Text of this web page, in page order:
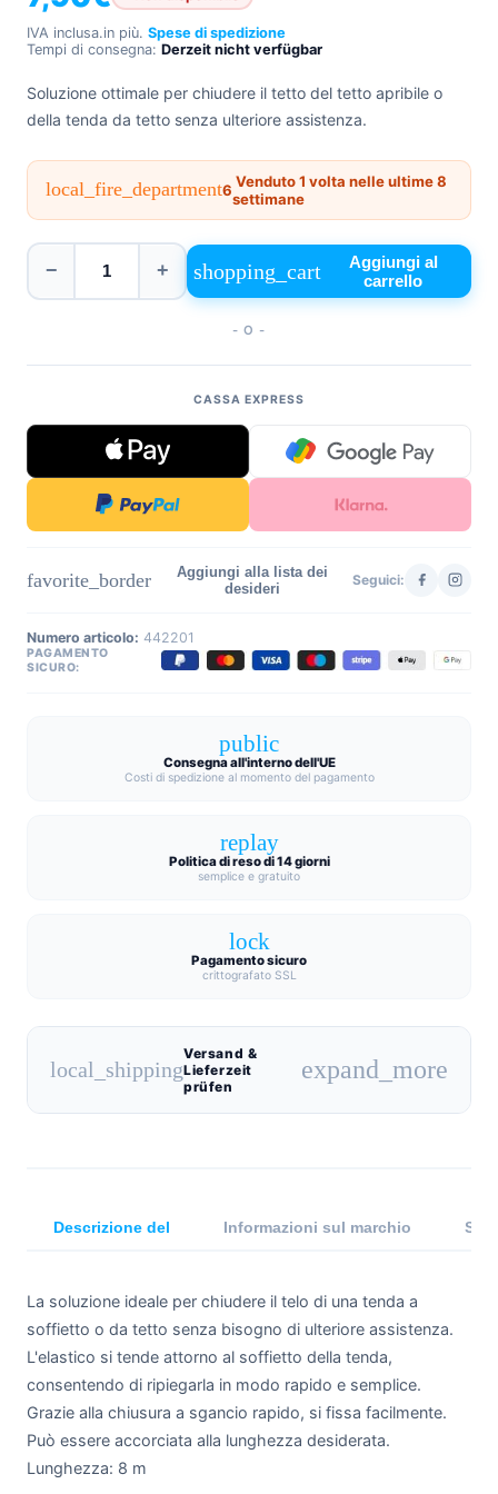
phone
+39
0471
Google
Facebook
IVA inclusa. in più. Spese di spedizione
Tempi di consegna: Derzeit nicht verfügbar
Soluzione ottimale per chiudere il tetto del tetto apribile o
della tenda da tetto senza ulteriore assistenza.
local_fire_department6 Venduto 1 volta nelle ultime 8
settimane
− + shopping_cart
Aggiungi al
carrello
- O -
CASSA EXPRESS
favorite_border
Aggiungi alla lista dei
desideri
Seguici:
Numero articolo: 442201
PAGAMENTO
SICURO:
public
Consegna all'interno dell'UE
Costi di spedizione al momento del pagamento
replay
Politica di reso di 14 giorni
semplice e gratuito
lock
Pagamento sicuro
crittografato SSL
local_shipping
Versand &
Lieferzeit
prüfen
expand_more
Descrizione del Informazioni sul marchio
La soluzione ideale per chiudere il telo di una tenda a
soffietto o da tetto senza bisogno di ulteriore assistenza.
L'elastico si tende attorno al soffietto della tenda,
consentendo di ripiegarla in modo rapido e semplice.
Grazie alla chiusura a sgancio rapido, si fissa facilmente.
Può essere accorciata alla lunghezza desiderata.
Lunghezza: 8 m